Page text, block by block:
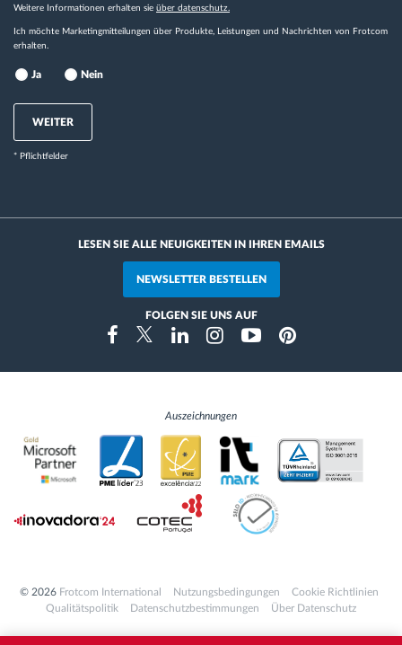
Weitere Informationen erhalten sie über datenschutz.
Ich möchte Marketingmitteilungen über Produkte, Leistungen und Nachrichten von Frotcom
erhalten.
Ja Nein
WEITER
* Pflichtfelder
LESEN SIE ALLE NEUIGKEITEN IN IHREN EMAILS
NEWSLETTER BESTELLEN
FOLGEN SIE UNS AUF
FacebookTwitterLinkedinInstragramYoutubePinterest
Auszeichnungen
© 2026 Frotcom International Nutzungsbedingungen
Cookie Richtlinien
Qualitätspolitik
Datenschutzbestimmungen Über Datenschutz